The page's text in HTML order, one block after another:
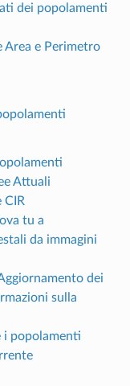
dei popolamenti
Area e Perimetro
Attuali
CIR
tu a
da immagini
dei
sulla
i popolamenti